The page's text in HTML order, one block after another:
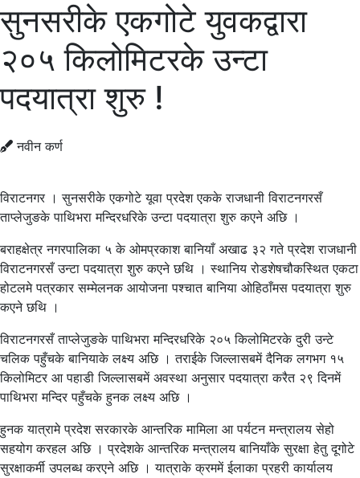
सुनसरीके एकगोटे युवकद्वारा
२०५ किलोमिटरके उन्टा
पदयात्रा शुरु !
नवीन कर्ण
विराटनगर । सुनसरीके एकगोटे यूवा प्रदेश एकके राजधानी विराटनगरसँ
ताप्लेजुङके पाथिभरा मन्दिरधरिके उन्टा पदयात्रा शुरु कएने अछि ।
बराहक्षेत्र नगरपालिका ५ के ओमप्रकाश बानियाँ अखाढ ३२ गते प्रदेश राजधानी
विराटनगरसँ उन्टा पदयात्रा शुरु कएने छथि । स्थानिय रोडशेषचौकस्थित एकटा
होटलमे पत्रकार सम्मेलनक आयोजना पश्चात बानिया ओहिठाँमस पदयात्रा शुरु
कएने छथि ।
विराटनगरसँ ताप्लेजुङके पाथिभरा मन्दिरधरिके २०५ किलोमिटरके दुरी उन्टे
चलिक पहुँचके बानियाके लक्ष्य अछि । तराईके जिल्लासबमें दैनिक लगभग १५
किलोमिटर आ पहाडी जिल्लासबमें अवस्था अनुसार पदयात्रा करैत २९ दिनमें
पाथिभरा मन्दिर पहुँचके हुनक लक्ष्य अछि ।
हुनक यात्रामे प्रदेश सरकारके आन्तरिक मामिला आ पर्यटन मन्त्रालय सेहो
सहयोग करहल अछि । प्रदेशके आन्तरिक मन्त्रालय बानियाँके सुरक्षा हेतु दूगोटे
सुरक्षाकर्मी उपलब्ध करएने अछि । यात्राके क्रममें ईलाका प्रहरी कार्यालय